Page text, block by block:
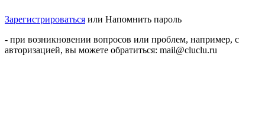
Зарегистрироваться или Напомнить пароль
- при возникновении вопросов или проблем, например, с
авторизацией, вы можете обратиться: mail@cluclu.ru